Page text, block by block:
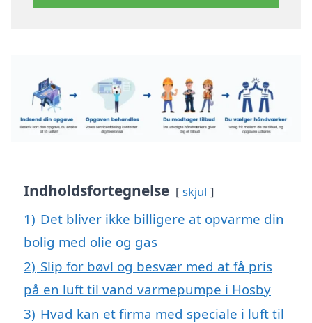
Indholdsfortegnelse skjul
1) Det bliver ikke billigere at opvarme din
bolig med olie og gas
2) Slip for bøvl og besvær med at få pris
på en luft til vand varmepumpe i Hosby
3) Hvad kan et firma med speciale i luft til